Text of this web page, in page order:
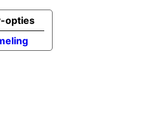
opties